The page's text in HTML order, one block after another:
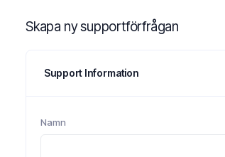
Skapa ny supportförfrågan
Support Information
Namn